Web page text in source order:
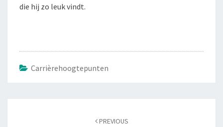
die hij zo leuk vindt.
Carrièrehoogtepunten
PREVIOUS